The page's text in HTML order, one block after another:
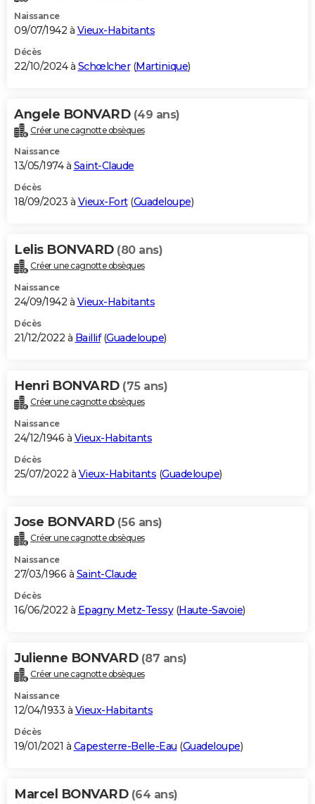
Naissance
09/07/1942 à Vieux-Habitants
Décès
22/10/2024 à Schœlcher(Martinique)
Angele BONVARD (49 ans)
Créer une cagnotte obsèques
Naissance
13/05/1974 à Saint-Claude
Décès
18/09/2023 à Vieux-Fort(Guadeloupe)
Lelis BONVARD (80 ans)
Créer une cagnotte obsèques
Naissance
24/09/1942 à Vieux-Habitants
Décès
21/12/2022 à Baillif(Guadeloupe)
Henri BONVARD (75 ans)
Créer une cagnotte obsèques
Naissance
24/12/1946 à Vieux-Habitants
Décès
25/07/2022 à Vieux-Habitants (Guadeloupe)
Jose BONVARD (56 ans)
Créer une cagnotte obsèques
Naissance
27/03/1966 à Saint-Claude
Décès
16/06/2022 à Epagny Metz-Tessy(Haute-Savoie)
Julienne BONVARD (87 ans)
Créer une cagnotte obsèques
Naissance
12/04/1933 à Vieux-Habitants
Décès
19/01/2021 à Capesterre-Belle-Eau (Guadeloupe)
Marcel BONVARD (64 ans)